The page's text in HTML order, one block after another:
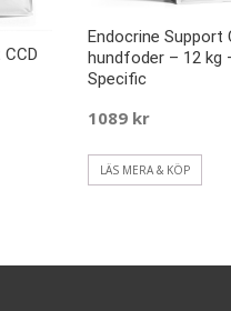
Endocrine Support
hundfoder – 12 kg
Specific
1089 kr
LÄS MERA & KÖP